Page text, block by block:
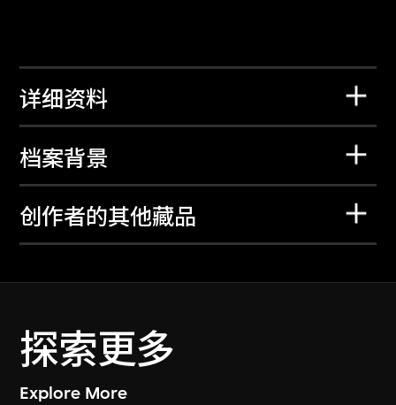
详细资料
档案背景
创作者的其他藏品
探索更多
Explore More